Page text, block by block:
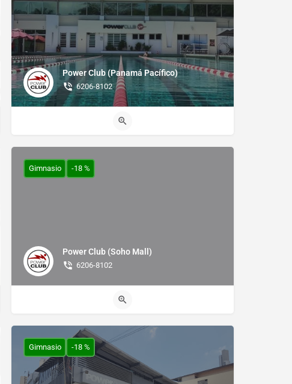
Power Club (Panamá Pacífico)
6206-8102
Power Club (Soho Mall)
6206-8102
Gimnasio -18 %
Gimnasio -18 %